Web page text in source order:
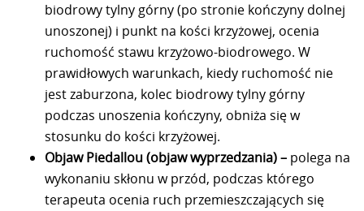
biodrowy tylny górny (po stronie kończyny dolnej
unoszonej) i punkt na kości krzyżowej, ocenia
ruchomość stawu krzyżowo-biodrowego. W
prawidłowych warunkach, kiedy ruchomość nie
jest zaburzona, kolec biodrowy tylny górny
podczas unoszenia kończyny, obniża się w
stosunku do kości krzyżowej.
Objaw Piedallou (objaw wyprzedzania) – polega na
wykonaniu skłonu w przód, podczas którego
terapeuta ocenia ruch przemieszczających się